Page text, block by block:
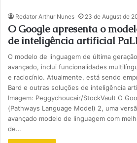
Redator Arthur Nunes 23 de August de
O Google apresenta o
de inteligência artificial
O modelo de linguagem de última
avançado, inclui funcionalidades
e raciocínio. Atualmente, está sendo
Bard e outras soluções de inteligência
Imagem: Peggychoucair/StockVault O
(Pathways Language Model) 2, uma
avançado modelo de linguagem com
de…